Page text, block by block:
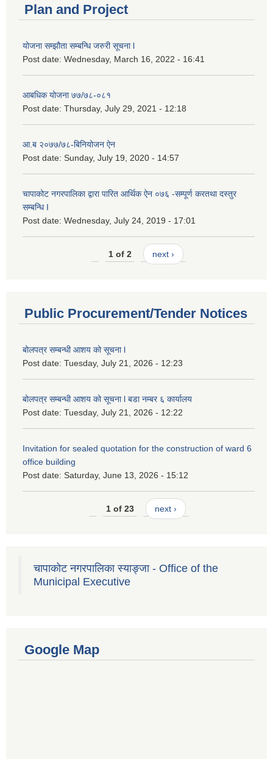
Plan and Project
योजना सम्झौता सम्बन्धि जरुरी सूचना l
Post date: Wednesday, March 16, 2022 - 16:41
आबधिक योजना ७७/७८-०८१
Post date: Thursday, July 29, 2021 - 12:18
आ.ब २०७७/७८-बिनियोजन ऐन
Post date: Sunday, July 19, 2020 - 14:57
चापाकोट नगरपालिका द्वारा पारित आर्थिक ऐन ०७६ -सम्पूर्ण करतथा दस्तुर
सम्बन्धि I
Post date: Wednesday, July 24, 2019 - 17:01
1 of 2 next ›
Public Procurement/Tender Notices
बोलपत्र सम्बन्धी आशय को सूचना l
Post date: Tuesday, July 21, 2026 - 12:23
बोलपत्र सम्बन्धी आशय को सूचना l बडा नम्बर ६ कार्यालय
Post date: Tuesday, July 21, 2026 - 12:22
Invitation for sealed quotation for the construction of ward 6
office building
Post date: Saturday, June 13, 2026 - 15:12
1 of 23 next ›
चापाकोट नगरपालिका स्याङ्जा - Office of the
Municipal Executive
Google Map